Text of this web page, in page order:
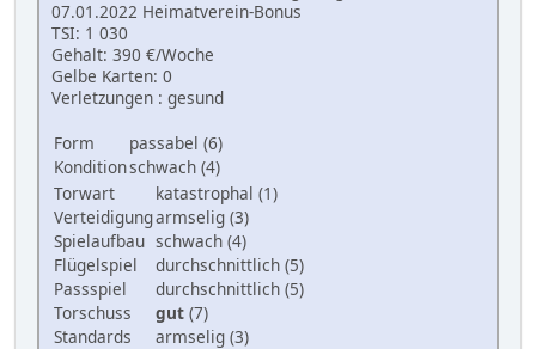
07.01.2022 Heimatverein-Bonus
TSI: 1 030
Gehalt: 390 €/Woche
Gelbe Karten: 0
Verletzungen : gesund
Form
passabel (6)
Konditionschwach (4)
Torwart
katastrophal (1)
Verteidigungarmselig (3)
Spielaufbau schwach (4)
Flügelspiel
durchschnittlich (5)
Passspiel
durchschnittlich (5)
Torschuss
gut (7)
Standards
armselig (3)